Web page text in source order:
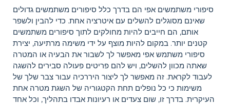
סיפורי משתמשים אפי הם בדרך כלל סיפורים משתמשים גדולים
שאינם מסוגלים להשלים עם איטרציה אחת. כדי להבין ולשפר
אותם, הם חייבים להיות מחולקים לתוך סיפורים משתמשים
קטנים יותר. במקום להיות מוצף על ידי משימה מרתיעה, יצירת
סיפורי משתמש אפי מאפשר לך לשבור את הבעיה או המטרה
שאתה מכוון להשלים, ויש להם פריטים פעולה סבירים להשגה
לעבוד לקראת. זה מאפשר לך ליצור היררכיה עבור צבר שלך של
משימות כי כל נופלים תחת הקטגוריה של השגת מטרה אחת
העיקרית. בדרך זו, שום צעדים או רעיונות אבדו בתהליך, וכל אחד